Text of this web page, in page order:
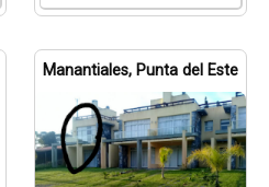
Manantiales, Punta del Este